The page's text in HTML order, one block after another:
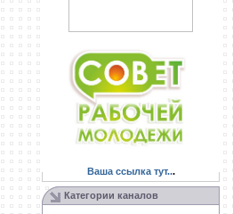
Ваша ссылка тут...
Категории каналов